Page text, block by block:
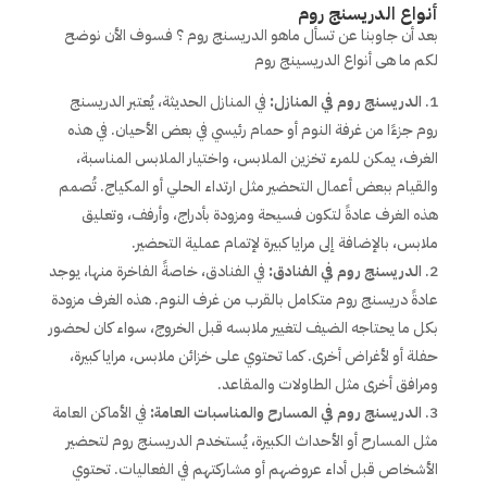
أنواع الدريسنج روم
بعد أن جاوبنا عن تسأل ماهو الدريسنج روم ؟ فسوف الأن نوضح
لكم ما هى أنواع الدريسينج روم
الدريسنج روم في المنازل: في المنازل الحديثة، يُعتبر الدريسنج
روم جزءًا من غرفة النوم أو حمام رئيسي في بعض الأحيان. في هذه
الغرف، يمكن للمرء تخزين الملابس، واختيار الملابس المناسبة،
والقيام ببعض أعمال التحضير مثل ارتداء الحلي أو المكياج. تُصمم
هذه الغرف عادةً لتكون فسيحة ومزودة بأدراج، وأرفف، وتعليق
ملابس، بالإضافة إلى مرايا كبيرة لإتمام عملية التحضير.
الدريسنج روم في الفنادق: في الفنادق، خاصةً الفاخرة منها، يوجد
عادةً دريسنج روم متكامل بالقرب من غرف النوم. هذه الغرف مزودة
بكل ما يحتاجه الضيف لتغيير ملابسه قبل الخروج، سواء كان لحضور
حفلة أو لأغراض أخرى. كما تحتوي على خزائن ملابس، مرايا كبيرة،
ومرافق أخرى مثل الطاولات والمقاعد.
الدريسنج روم في المسارح والمناسبات العامة: في الأماكن العامة
مثل المسارح أو الأحداث الكبيرة، يُستخدم الدريسنج روم لتحضير
الأشخاص قبل أداء عروضهم أو مشاركتهم في الفعاليات. تحتوي